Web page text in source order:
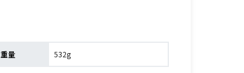
重量 532g